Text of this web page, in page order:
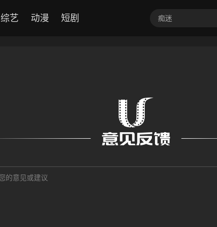
综艺 动漫 短剧